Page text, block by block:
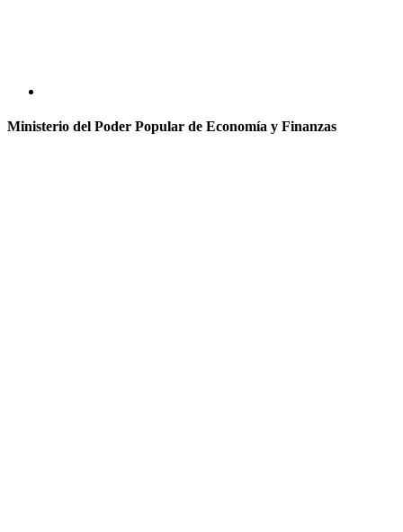
Ministerio del Poder Popular de Economía y Finanzas